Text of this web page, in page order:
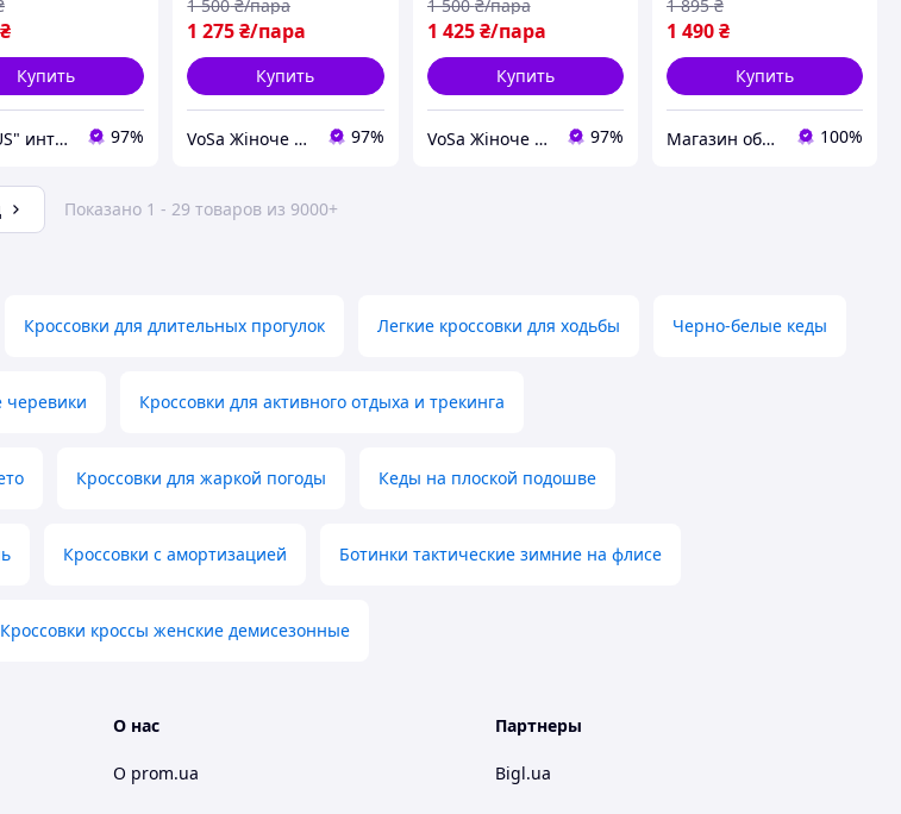
₴
Купить
"STATUS" интернет магазин мужской и женской обуви 97%
1 275₴/пара
1 500 ₴/пара
Купить
VoSa Жіноче Взуття 97%
1 425 ₴/пара
1 500 ₴/пара
Купить
VoSa Жіноче Взуття 97%
1 490₴
1 895 ₴
Купить
Магазин обуви больших размеров GULLIVER 100%
Показано 1 - 29 товаров из 9000+
Кроссовки для длительных прогулок Легкие кроссовки для ходьбы Черно-белые кеды
черевики Кроссовки для активного отдыха и трекинга
Кроссовки для жаркой погоды Кеды на плоской подошве
Кроссовки с амортизацией Ботинки тактические зимние на флисе
Кроссовки кроссы женские демисезонные
О нас
О prom.ua
Партнеры
Bigl.ua